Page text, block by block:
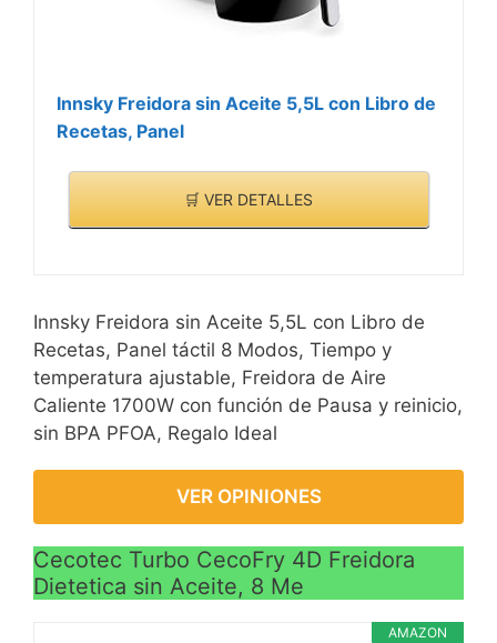
Innsky Freidora sin Aceite 5,5L con Libro de
Recetas, Panel
🛒 VER DETALLES
Innsky Freidora sin Aceite 5,5L con Libro de
Recetas, Panel táctil 8 Modos, Tiempo y
temperatura ajustable, Freidora de Aire
Caliente 1700W con función de Pausa y reinicio,
sin BPA PFOA, Regalo Ideal
VER OPINIONES
Cecotec Turbo CecoFry 4D Freidora
Dietetica sin Aceite, 8 Me
AMAZON